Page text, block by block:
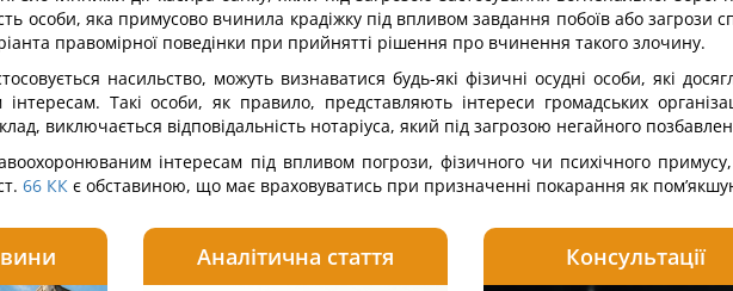
особи, яка примусово вчинила крадіжку під впливом завдання побоїв або
правомірної поведінки при прийнятті рішення про вчинення такого злочину.
насильство, можуть визнаватися будь-які фізичні осудні особи, які
Такі особи, як правило, представляють інтереси громадських
виключається відповідальність нотаріуса, який під загрозою негайного
інтересам під впливом погрози, фізич­ного чи психічного
66 КК є обставиною, що має враховуватись при призначенні по­карання як
Аналітична стаття Консультації